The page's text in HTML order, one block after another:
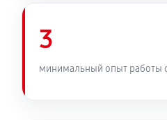
3
минимальный опыт работы